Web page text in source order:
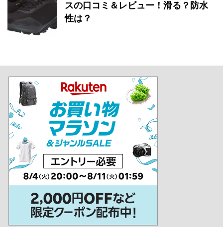
スの口コミ＆レビュー！滑る？防水
性は？